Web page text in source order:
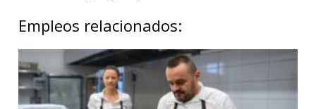
Empleos relacionados: